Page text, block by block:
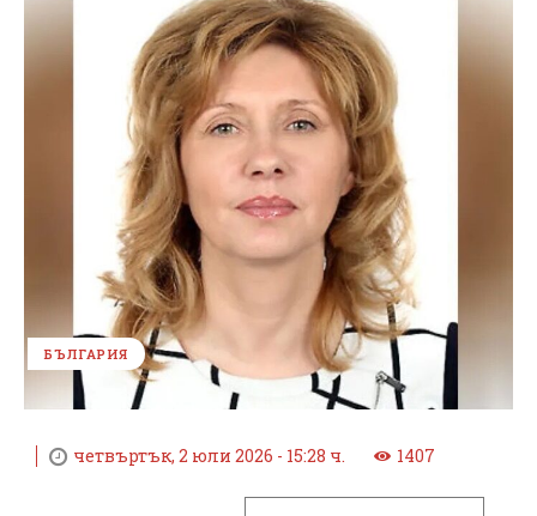
БЪЛГАРИЯ
четвъртък, 2 юли 2026 - 15:28 ч. 1407